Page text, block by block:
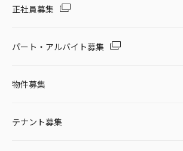
正社員募集
パート・アルバイト募集
物件募集
テナント募集